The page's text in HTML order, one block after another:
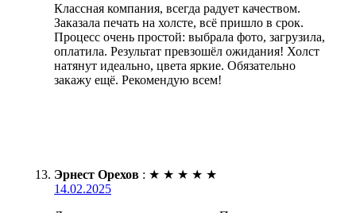
Классная компания, всегда радует качеством.
Заказала печать на холсте, всё пришло в срок.
Процесс очень простой: выбрала фото, загрузила,
оплатила. Результат превзошёл ожидания! Холст
натянут идеально, цвета яркие. Обязательно
закажу ещё. Рекомендую всем!
Эрнест Орехов : ★ ★ ★ ★ ★
14.02.2025